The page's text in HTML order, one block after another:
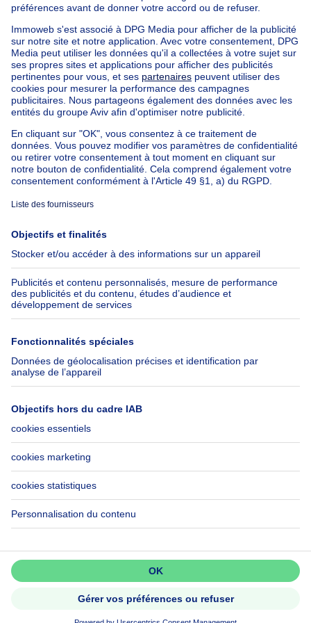
Bien exceptionnel à vendre
Ferme à vendre
Bungalow à vendre
Chalet à vendre
Château à vendre
Maison de campagne à vendre
Immeuble mixte à vendre
Autres biens à vendre
Manoir à vendre
Nos maisons hors de la Belgique
Maison à vendre France
Maison à vendre Espagne
Maison à vendre Italie
Maison à vendre Luxembourg
Maison à vendre Pays-bas
À propos
Immoweb
Presse
Emplois
Groupe Axel Springer
SeLoger.com
Immowelt.de
Outils
Belfius
Assurances
Check-list déménagement
Aide
FAQ
Accessibilité
Contactez-nous
Suivez-nous
LinkedIn
Immoweb SA © 2026 - Tous droits réservés
Conditions d'utilisation Gestion des cookies
Vie privée
Règles de fonctionnement et de classement
3044 -
d2b95f88ad4c2e3527743d6bd81664b3a2df8b8e -